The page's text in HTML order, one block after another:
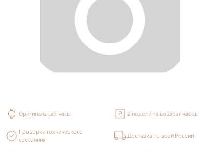
Оригинальные часы 2 недели на возврат часов
Проверка технического
состояния
Доставка по всей России